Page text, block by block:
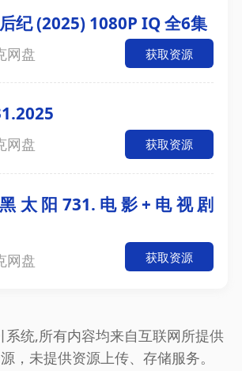
纪 (2025) 1080P IQ 全6集
网盘 获取资源
网盘 获取资源
黑太阳731.电影+电视剧
网盘 获取资源
系统,所有内容均来自互联网所提供
，未提供资源上传、存储服务。